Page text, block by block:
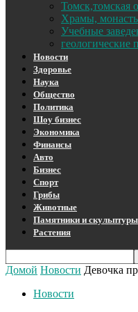
Томск,томская
Храмы,
Учебные
геологические
Новости
Здоровье
Наука
Общество
Политика
Шоу бизнес
Экономика
Финансы
Авто
Бизнес
Спорт
Грибы
Животные
Памятники и скульптуры
Растения
Домой Новости Девочка
Новости